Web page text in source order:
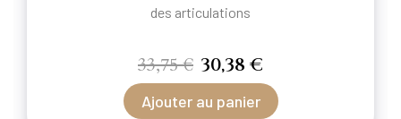
des articulations
33,75 € 30,38 €
Ajouter au panier